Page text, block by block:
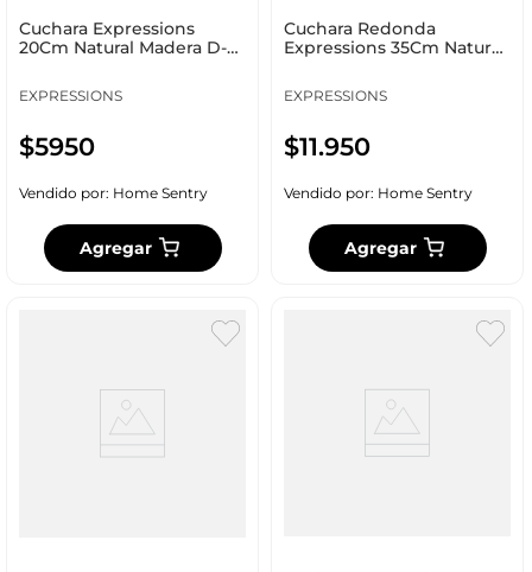
Cuchara Expressions
20Cm Natural Madera D-
EXPRESSIONS
$5950
Vendido por: Home Sentry
Agregar
Cuchara Redonda
Expressions 35Cm Natural
EXPRESSIONS
$11.950
Vendido por: Home Sentry
Agregar